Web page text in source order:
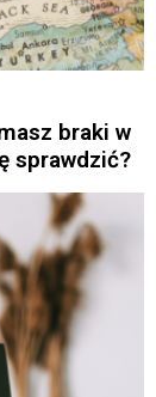
braki w
sprawdzić?